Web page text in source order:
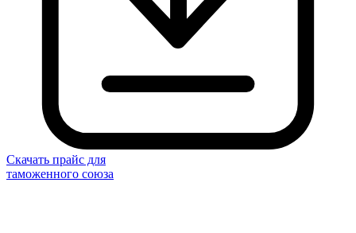
Скачать прайс для
таможенного союза